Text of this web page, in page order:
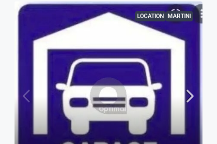
LOCATION MARTINI